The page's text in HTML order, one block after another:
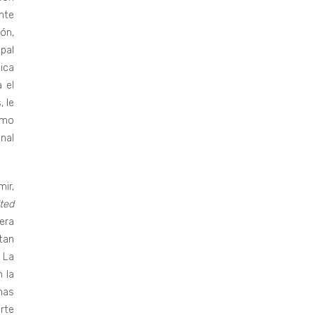
el
le
la